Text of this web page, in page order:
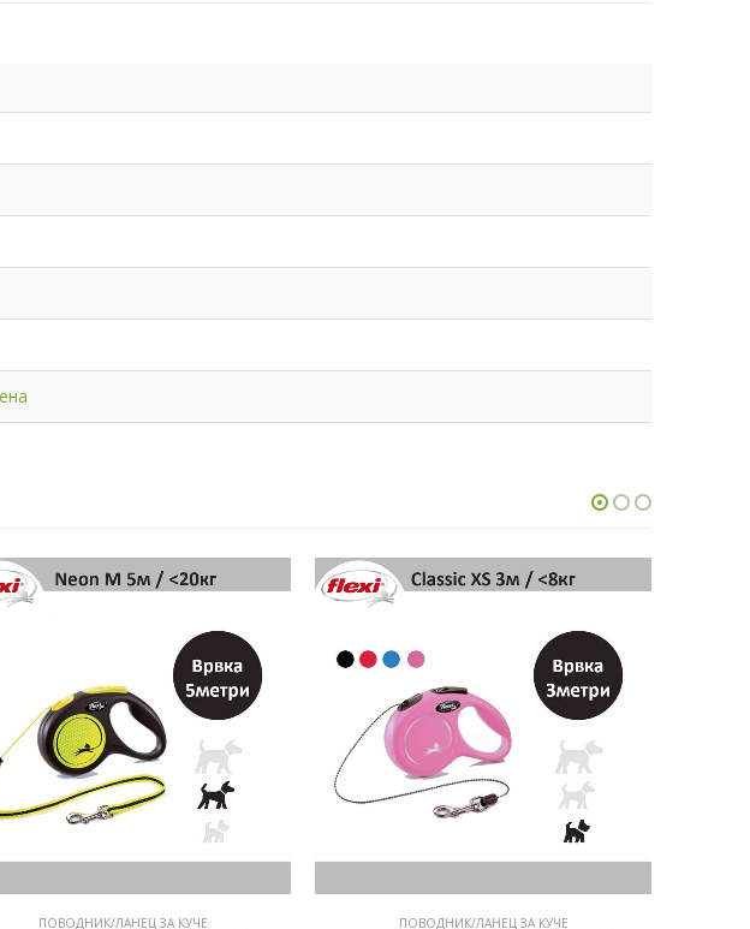
ПОВОДНИК/ЛАНЕЦ ЗА КУЧЕ ПОВОДНИК/ЛАНЕЦ ЗА КУЧЕ